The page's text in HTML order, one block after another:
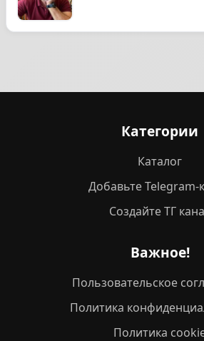
Категории
Каталог
Добавьте Telegram-
Создайте ТГ
Важное!
Пользовательское
Политика
Политика